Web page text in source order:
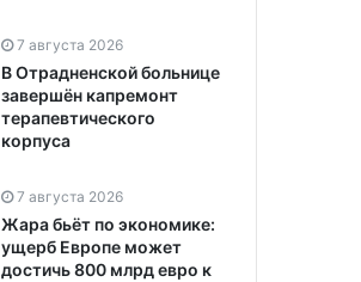
7 августа 2026
В Отрадненской больнице
завершён капремонт
терапевтического
корпуса
7 августа 2026
Жара бьёт по экономике:
ущерб Европе может
достичь 800 млрд евро к